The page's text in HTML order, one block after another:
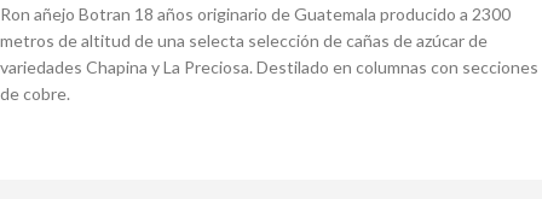
Ron añejo Botran 18 años originario de Guatemala producido a 2300
metros de altitud de una selecta selección de cañas de azúcar de
variedades Chapina y La Preciosa. Destilado en columnas con secciones
de cobre.